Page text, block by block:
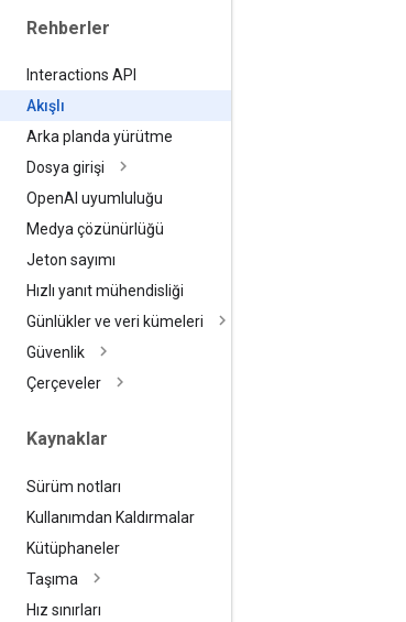
Rehberler
Interactions API
Akışlı
Arka planda yürütme
Dosya girişi
OpenAI uyumluluğu
Medya çözünürlüğü
Jeton sayımı
Hızlı yanıt mühendisliği
Günlükler ve veri kümeleri
Güvenlik
Çerçeveler
Kaynaklar
Sürüm notları
Kullanımdan Kaldırmalar
Kütüphaneler
Taşıma
Hız sınırları